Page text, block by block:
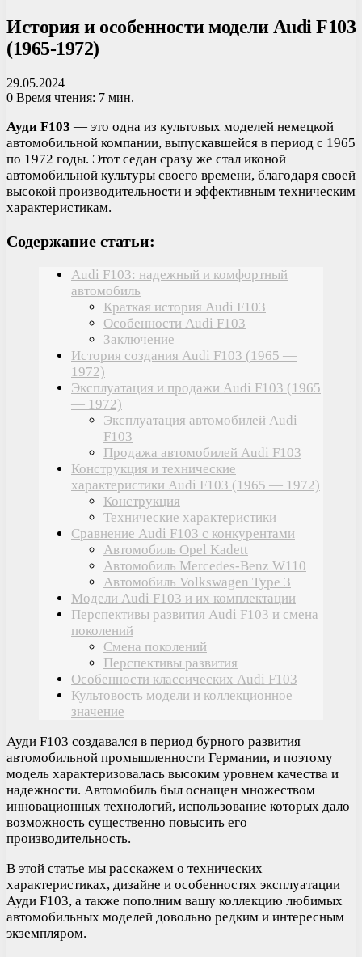
История и особенности модели Audi F103
(1965-1972)
29.05.2024
0 Время чтения: 7 мин.
Ауди F103 — это одна из культовых моделей немецкой
автомобильной компании, выпускавшейся в период с 1965
по 1972 годы. Этот седан сразу же стал иконой
автомобильной культуры своего времени, благодаря своей
высокой производительности и эффективным техническим
характеристикам.
Содержание статьи:
Audi F103: надежный и комфортный
автомобиль
Краткая история Audi F103
Особенности Audi F103
Заключение
История создания Audi F103 (1965 —
1972)
Эксплуатация и продажи Audi F103 (1965
— 1972)
Эксплуатация автомобилей Audi
F103
Продажа автомобилей Audi F103
Конструкция и технические
характеристики Audi F103 (1965 — 1972)
Конструкция
Технические характеристики
Сравнение Audi F103 с конкурентами
Автомобиль Opel Kadett
Автомобиль Mercedes-Benz W110
Автомобиль Volkswagen Type 3
Модели Audi F103 и их комплектации
Перспективы развития Audi F103 и смена
поколений
Смена поколений
Перспективы развития
Особенности классических Audi F103
Культовость модели и коллекционное
значение
Ауди F103 создавался в период бурного развития
автомобильной промышленности Германии, и поэтому
модель характеризовалась высоким уровнем качества и
надежности. Автомобиль был оснащен множеством
инновационных технологий, использование которых дало
возможность существенно повысить его
производительность.
В этой статье мы расскажем о технических
характеристиках, дизайне и особенностях эксплуатации
Ауди F103, а также пополним вашу коллекцию любимых
автомобильных моделей довольно редким и интересным
экземпляром.